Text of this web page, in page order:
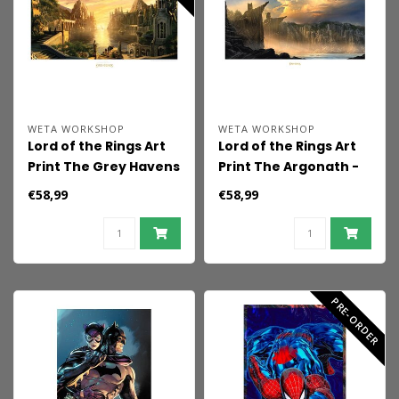
WETA WORKSHOP
Lord of the Rings Art
Print The Grey Havens
59 x 30 cm
€58,99
WETA WORKSHOP
Lord of the Rings Art
Print The Argonath -
Pillars of the Kings 59
€58,99
PRE-ORDER